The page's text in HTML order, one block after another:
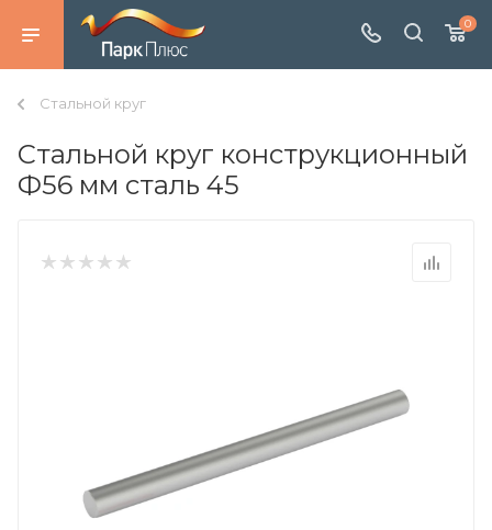
0
Стальной круг
Стальной круг конструкционный
Ф56 мм сталь 45